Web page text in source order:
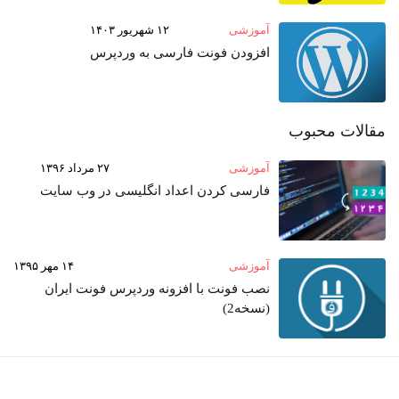
آموزشی ۱۲ شهریور ۱۴۰۳
افزودن فونت فارسی به وردپرس
مقالات محبوب
آموزشی ۲۷ مرداد ۱۳۹۶
فارسی کردن اعداد انگلیسی در وب‌ سایت
آموزشی ۱۴ مهر ۱۳۹۵
نصب فونت با افزونه وردپرس فونت ایران
(نسخه2)